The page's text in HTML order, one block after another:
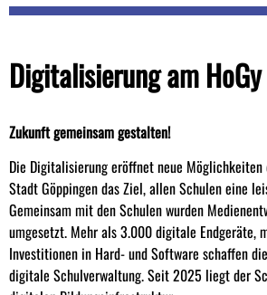
Digitalisierung am HoGy
Zukunft gemeinsam gestalten!
Die Digitalisierung eröffnet neue Möglichkeiten
Stadt Göppingen das Ziel, allen Schulen eine
Gemeinsam mit den Schulen wurden
umgesetzt. Mehr als 3.000 digitale Endgeräte,
Investitionen in Hard- und Software schaffen
digitale Schulverwaltung. Seit 2025 liegt der